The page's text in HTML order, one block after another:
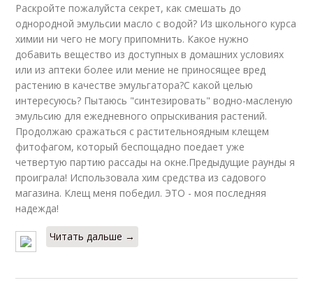
Раскройте пожалуйста секрет, как смешать до
однородной эмульсии масло с водой? Из школьного курса
химии ни чего не могу припомнить. Какое нужно
добавить вещество из доступных в домашних условиях
или из аптеки более или мение не приносящее вред
растению в качестве эмульгатора?С какой целью
интересуюсь? Пытаюсь "синтезировать" водно-масленую
эмульсию для ежедневного опрыскивания растений.
Продолжаю сражаться с растительноядным клещем
фитофагом, который беспощадно поедает уже
четвертую партию рассады на окне.Предыдущие раунды я
проиграла! Использовала хим средства из садового
магазина. Клещ меня победил. ЭТО - моя последняя
надежда!
Читать дальше →